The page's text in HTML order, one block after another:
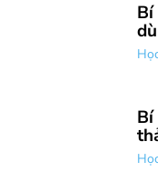
Bí
Bí